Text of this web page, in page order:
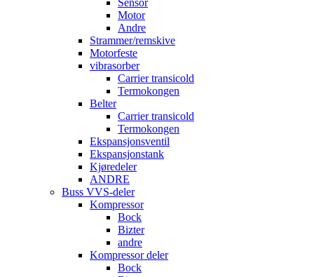
Sensor
Motor
Andre
Strammer/remskive
Motorfeste
vibrasorber
Carrier transicold
Termokongen
Belter
Carrier transicold
Termokongen
Ekspansjonsventil
Ekspansjonstank
Kjøredeler
ANDRE
Buss VVS-deler
Kompressor
Bock
Bizter
andre
Kompressor deler
Bock